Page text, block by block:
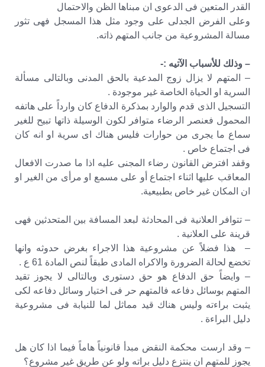
القدر المتعين فى الدعوى ان مبناها الظن والاحتمال
وعلى الفرض الجدلى على وجود مثل هذا المسجل فهى تثور
مسالة المشروعية من جانب المتهم ذاته.
– وذلك للأسباب الآتيه :-
– المتهم لا يزال زوج المدعية بالحق المدنى وبالتالى مسألة
السرية او الحياة الخاصة غير موجودة .
التسجيل الذى قدم والوارد بمذكرة الدفاع كان وارداً على هاتفه
المحمول فعنصر الرضاء متوافر لكون الوسيلة ذاتها تبيح للغير
سماع ما يجرى من حوارات فليس هناك اى سرية او انه كان
فى اجتماع خاص .
وقفد افترض القانون رضاء المجنى عليه اذا ما صدرت الافعال
المعاقب عليها اثناء اجتماع أو على مسمع او مرأى من الغير او
ان المكان غير خاص بطبيعية.
– تتوافر العلانية فى المحادثة لبعد المسافة بين المتحدثين فهى
قرينة على العلانية .
– هذا فضلاً عن مشروعية هذا الاجراء بغرض حدوثه وانها
تخضع لحالة الضرورة والاكراه المادى طبقاً لنص المادة 61 ع .
– وايضاً حق الدفاع هو حق دستورى وبالتالى لا يجوز تقيد
المتهم بوسائل دفاعه فالمتهم حر فى اختيار وسائل دفاعه لكى
يثبت براءته وليس هناك قيد مماثل لما للنيابة فى مشروعية
دليل البراءة .
– وقد ارست محكمة النقض مبدأ قانونياً هاماً فيما اذا كان هل
يجوز للمتهم ان ينتزع دليل براته ولو عن طريق غير مشروع؟